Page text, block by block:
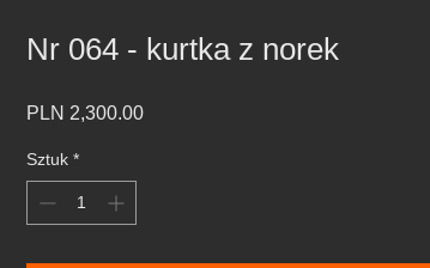
Nr 064 - kurtka z norek
PLN 2,300.00Cena
Sztuk *